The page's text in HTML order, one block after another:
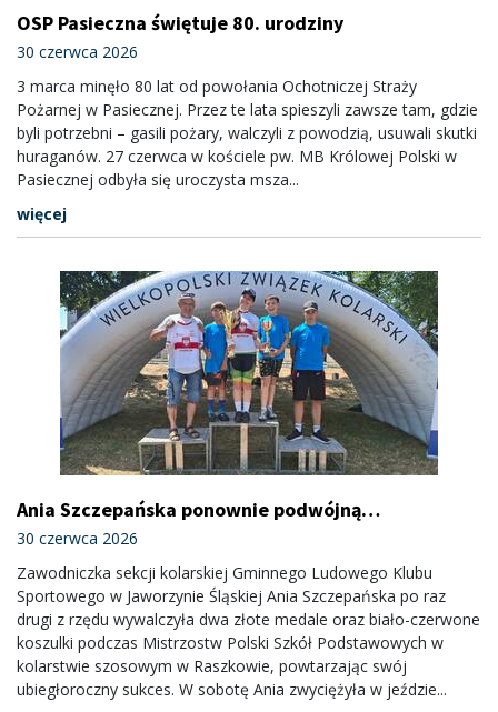
OSP Pasieczna świętuje 80. urodziny
30 czerwca 2026
3 marca minęło 80 lat od powołania Ochotniczej Straży
Pożarnej w Pasiecznej. Przez te lata spieszyli zawsze tam, gdzie
byli potrzebni – gasili pożary, walczyli z powodzią, usuwali skutki
huraganów. 27 czerwca w kościele pw. MB Królowej Polski w
Pasiecznej odbyła się uroczysta msza...
więcej
Ania Szczepańska ponownie podwójną
Mistrzynią Polski Szkół Podstawowych!
30 czerwca 2026
Zawodniczka sekcji kolarskiej Gminnego Ludowego Klubu
Sportowego w Jaworzynie Śląskiej Ania Szczepańska po raz
drugi z rzędu wywalczyła dwa złote medale oraz biało-czerwone
koszulki podczas Mistrzostw Polski Szkół Podstawowych w
kolarstwie szosowym w Raszkowie, powtarzając swój
ubiegłoroczny sukces. W sobotę Ania zwyciężyła w jeździe...